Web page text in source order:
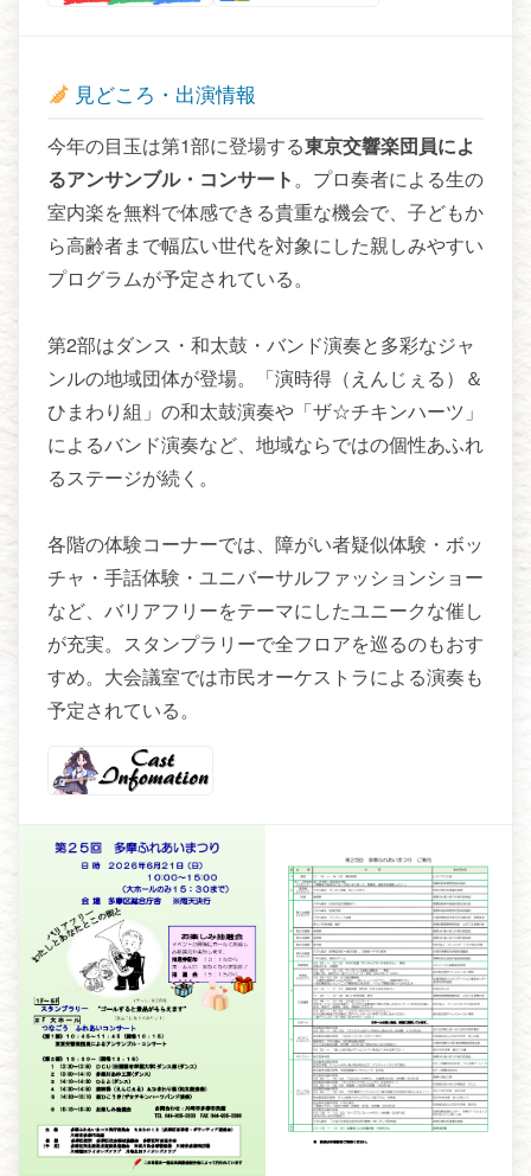
見どころ・出演情報
今年の目玉は第1部に登場する東京交響楽団員によ
るアンサンブル・コンサート。プロ奏者による生の
室内楽を無料で体感できる貴重な機会で、子どもか
ら高齢者まで幅広い世代を対象にした親しみやすい
プログラムが予定されている。
第2部はダンス・和太鼓・バンド演奏と多彩なジャ
ンルの地域団体が登場。「演時得（えんじぇる）＆
ひまわり組」の和太鼓演奏や「ザ☆チキンハーツ」
によるバンド演奏など、地域ならではの個性あふれ
るステージが続く。
各階の体験コーナーでは、障がい者疑似体験・ボッ
チャ・手話体験・ユニバーサルファッションショー
など、バリアフリーをテーマにしたユニークな催し
が充実。スタンプラリーで全フロアを巡るのもおす
すめ。大会議室では市民オーケストラによる演奏も
予定されている。